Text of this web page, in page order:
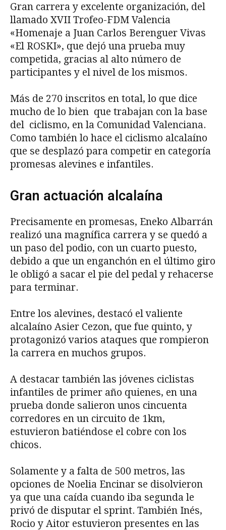
Gran carrera y excelente organización, del
llamado XVII Trofeo-FDM Valencia
«Homenaje a Juan Carlos Berenguer Vivas
«El ROSKI», que dejó una prueba muy
competida, gracias al alto número de
participantes y el nivel de los mismos.
Más de 270 inscritos en total, lo que dice
mucho de lo bien que trabajan con la base
del ciclismo, en la Comunidad Valenciana.
Como también lo hace el ciclismo alcalaíno
que se desplazó para competir en categoría
promesas alevines e infantiles.
Gran actuación alcalaína
Precisamente en promesas, Eneko Albarrán
realizó una magnífica carrera y se quedó a
un paso del podio, con un cuarto puesto,
debido a que un enganchón en el último giro
le obligó a sacar el pie del pedal y rehacerse
para terminar.
Entre los alevines, destacó el valiente
alcalaíno Asier Cezon, que fue quinto, y
protagonizó varios ataques que rompieron
la carrera en muchos grupos.
A destacar también las jóvenes ciclistas
infantiles de primer año quienes, en una
prueba donde salieron unos cincuenta
corredores en un circuito de 1km,
estuvieron batiéndose el cobre con los
chicos.
Solamente y a falta de 500 metros, las
opciones de Noelia Encinar se disolvieron
ya que una caída cuando iba segunda le
privó de disputar el sprint. También Inés,
Rocio y Aitor estuvieron presentes en las